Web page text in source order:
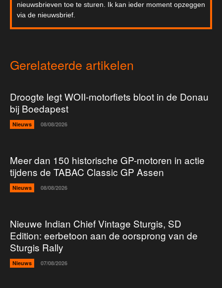
nieuwsbrieven toe te sturen. Ik kan ieder moment opzeggen
via de nieuwsbrief.
Gerelateerde artikelen
Droogte legt WOII-motorfiets bloot in de Donau
bij Boedapest
Nieuws 08/08/2026
Meer dan 150 historische GP-motoren in actie
tijdens de TABAC Classic GP Assen
Nieuws 08/08/2026
Nieuwe Indian Chief Vintage Sturgis, SD
Edition: eerbetoon aan de oorsprong van de
Sturgis Rally
Nieuws 07/08/2026